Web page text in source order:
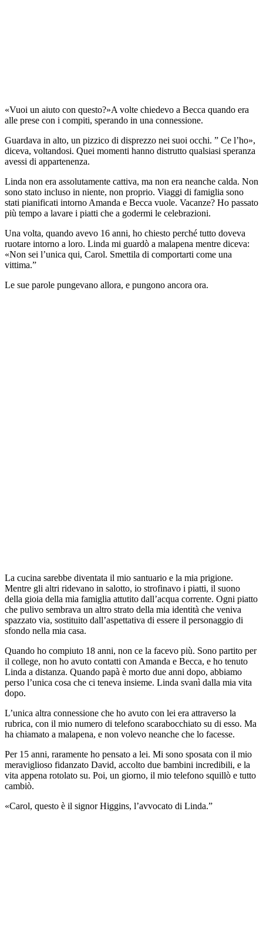
«Vuoi un aiuto con questo?»A volte chiedevo a Becca quando era
alle prese con i compiti, sperando in una connessione.
Guardava in alto, un pizzico di disprezzo nei suoi occhi. ” Ce l’ho»,
diceva, voltandosi. Quei momenti hanno distrutto qualsiasi speranza
avessi di appartenenza.
Linda non era assolutamente cattiva, ma non era neanche calda. Non
sono stato incluso in niente, non proprio. Viaggi di famiglia sono
stati pianificati intorno Amanda e Becca vuole. Vacanze? Ho passato
più tempo a lavare i piatti che a godermi le celebrazioni.
Una volta, quando avevo 16 anni, ho chiesto perché tutto doveva
ruotare intorno a loro. Linda mi guardò a malapena mentre diceva:
«Non sei l’unica qui, Carol. Smettila di comportarti come una
vittima.”
Le sue parole pungevano allora, e pungono ancora ora.
La cucina sarebbe diventata il mio santuario e la mia prigione.
Mentre gli altri ridevano in salotto, io strofinavo i piatti, il suono
della gioia della mia famiglia attutito dall’acqua corrente. Ogni piatto
che pulivo sembrava un altro strato della mia identità che veniva
spazzato via, sostituito dall’aspettativa di essere il personaggio di
sfondo nella mia casa.
Quando ho compiuto 18 anni, non ce la facevo più. Sono partito per
il college, non ho avuto contatti con Amanda e Becca, e ho tenuto
Linda a distanza. Quando papà è morto due anni dopo, abbiamo
perso l’unica cosa che ci teneva insieme. Linda svanì dalla mia vita
dopo.
L’unica altra connessione che ho avuto con lei era attraverso la
rubrica, con il mio numero di telefono scarabocchiato su di esso. Ma
ha chiamato a malapena, e non volevo neanche che lo facesse.
Per 15 anni, raramente ho pensato a lei. Mi sono sposata con il mio
meraviglioso fidanzato David, accolto due bambini incredibili, e la
vita appena rotolato su. Poi, un giorno, il mio telefono squillò e tutto
cambiò.
«Carol, questo è il signor Higgins, l’avvocato di Linda.”